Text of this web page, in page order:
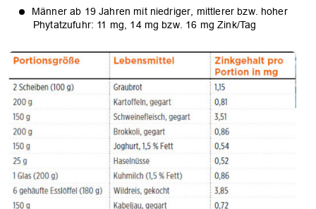
Männer ab 19 Jahren mit niedriger, mittlerer bzw. hoher
Phytatzufuhr: 11 mg, 14 mg bzw. 16 mg Zink/Tag